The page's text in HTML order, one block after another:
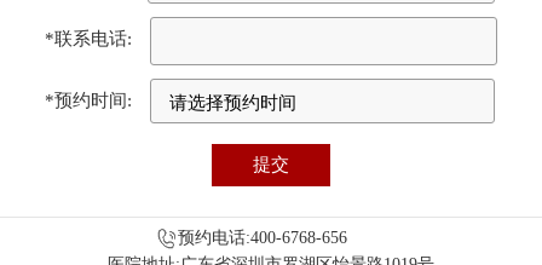
*联系电话:
*预约时间:
预约电话:400-6768-656